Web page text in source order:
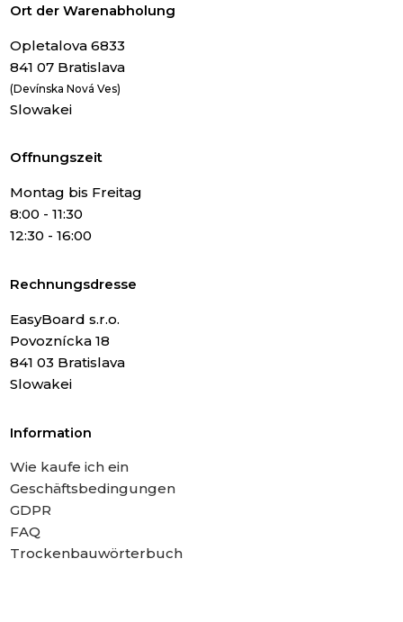
Ort der Warenabholung
Opletalova 6833
841 07 Bratislava
(Devínska Nová Ves)
Slowakei
Offnungszeit
Montag bis Freitag
8:00 - 11:30
12:30 - 16:00
Rechnungsdresse
EasyBoard s.r.o.
Povoznícka 18
841 03 Bratislava
Slowakei
Information
Wie kaufe ich ein
Geschäftsbedingungen
GDPR
FAQ
Trockenbauwörterbuch